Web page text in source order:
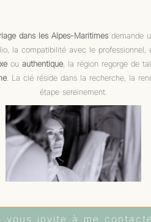
dans les Alpes-Maritimesdemande
la compatibilité avec le
ou authentique, la région regorge de
. La clé réside dans la recherche, la
étape sereinement.
vous invite à me